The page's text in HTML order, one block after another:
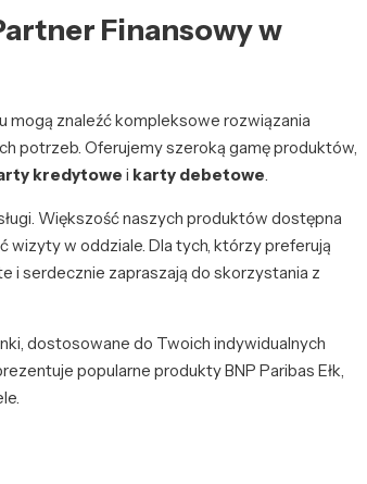
Finansowy w
mogą znaleźć kompleksowe rozwiązania
potrzeb. Oferujemy szeroką gamę produktów,
kredytowe i karty debetowe.
Większość naszych produktów dostępna
wizyty w oddziale. Dla tych, którzy preferują
i serdecznie zapraszają do skorzystania z
dostosowane do Twoich indywidualnych
popularne produkty BNP Paribas Ełk,